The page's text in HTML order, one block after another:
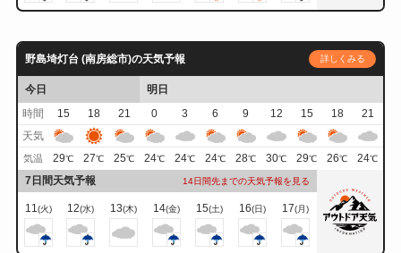
野島埼灯台 (南房総市)の天気予報 詳しくみる
今日
明日
時間
15 18 21 0 3 6 9 12 15 18
21
天気
気温 29℃ 27℃ 25℃ 24℃ 24℃ 24℃ 28℃ 30℃ 29℃ 26℃ 24℃
7日間天気予報 14日間先までの天気予報を見る
11(火) 12(水) 13(木) 14(金) 15(土) 16(日) 17(月)